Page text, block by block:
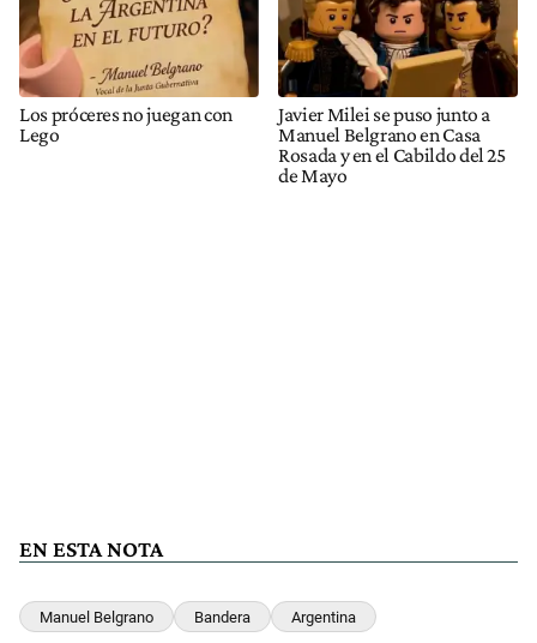
Los próceres no juegan con
Lego
Javier Milei se puso junto a
Manuel Belgrano en Casa
Rosada y en el Cabildo del 25
de Mayo
EN ESTA NOTA
Manuel Belgrano Bandera Argentina